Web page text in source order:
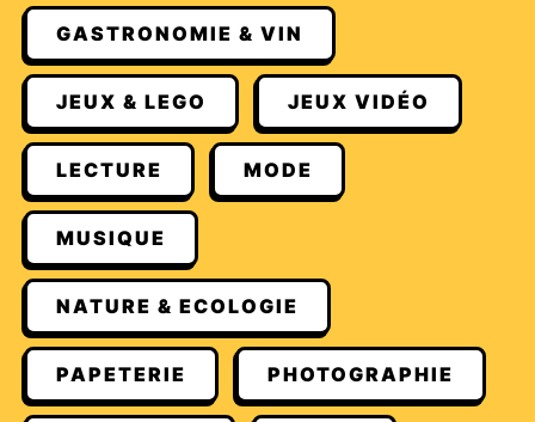
GASTRONOMIE & VIN
JEUX & LEGO JEUX VIDÉO
LECTURE MODE
MUSIQUE
NATURE & ECOLOGIE
PAPETERIE PHOTOGRAPHIE